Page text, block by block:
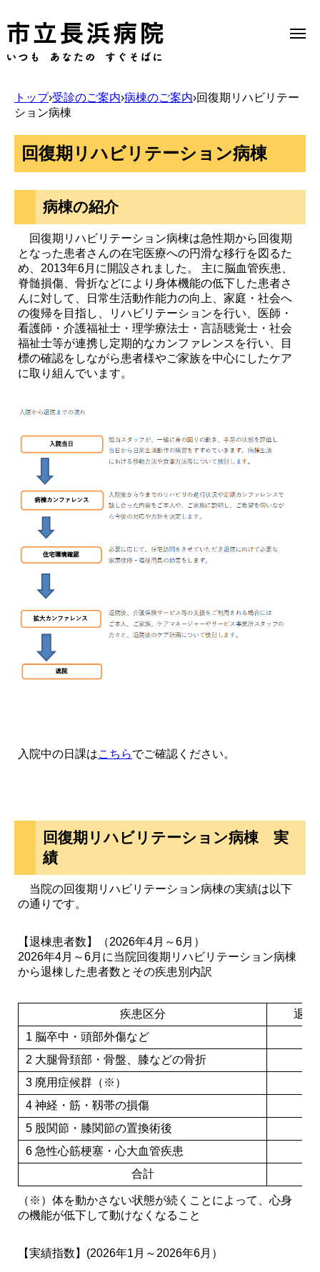
Select Language
当院のご案内
診療科一覧
医療機関の方へ
採用情報
ヘルスケア研究センター
面会時間
お問い合わせ
トップ›受診のご案内›病棟のご案内›回復期リハビリテー
ション病棟
回復期リハビリテーション病棟
病棟の紹介
回復期リハビリテーション病棟は急性期から回復期
となった患者さんの在宅医療への円滑な移行を図るた
め、2013年6月に開設されました。 主に脳血管疾患、
脊髄損傷、骨折などにより身体機能の低下した患者さ
んに対して、日常生活動作能力の向上、家庭・社会へ
の復帰を目指し、リハビリテーションを行い、医師・
看護師・介護福祉士・理学療法士・言語聴覚士・社会
福祉士等が連携し定期的なカンファレンスを行い、目
標の確認をしながら患者様やご家族を中心にしたケア
に取り組んでいます。
入院中の日課はこちらでご確認ください。
回復期リハビリテーション病棟 実
績
当院の回復期リハビリテーション病棟の実績は以下
の通りです。
【退棟患者数】（2026年4月～6月）
2026年4月～6月に当院回復期リハビリテーション病棟
から退棟した患者数とその疾患別内訳
疾患区分
退棟
1 脳卒中・頭部外傷など
2 大腿骨頚部・骨盤、膝などの骨折
3 廃用症候群（※）
4 神経・筋・靱帯の損傷
5 股関節・膝関節の置換術後
6 急性心筋梗塞・心大血管疾患
合計
（※）体を動かさない状態が続くことによって、心身
の機能が低下して動けなくなること
【実績指数】(2026年1月～2026年6月）